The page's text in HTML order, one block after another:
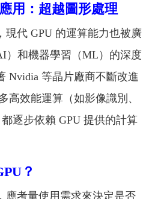
用：超越圖形處理
現代 GPU 的運算能力也被廣
）和機器學習（ML）的深度
Nvidia 等晶片廠商不斷改進
高效能運算（如影像識別、
逐步依賴 GPU 提供的計算
？
應考量使用需求來決定是否